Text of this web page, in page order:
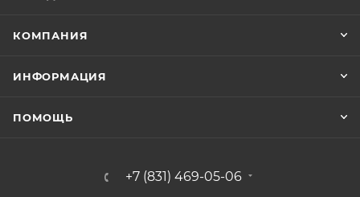
КОМПАНИЯ
ИНФОРМАЦИЯ
ПОМОЩЬ
+7 (831) 469-05-06